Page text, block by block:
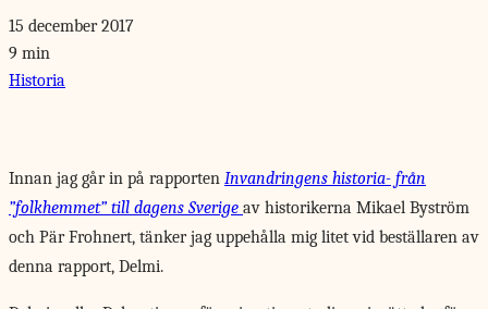
15 december 2017
9 min
Historia
Innan jag gårin på rapporten Invandringens historia- från
”folkhemmet” till dagens Sverige av historikerna Mikael Byström
och Pär Frohnert, tänker jag uppehålla mig litet vid beställaren av
denna rapport, Delmi.